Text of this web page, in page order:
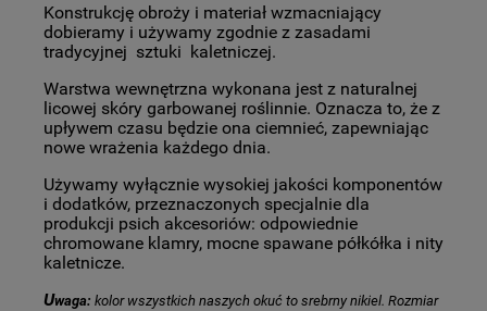
Konstrukcję obroży i materiał wzmacniający
dobieramy i używamy zgodnie z zasadami
tradycyjnej sztuki kaletniczej.
Warstwa wewnętrzna wykonana jest z naturalnej
licowej skóry garbowanej roślinnie. Oznacza to, że z
upływem czasu będzie ona ciemnieć, zapewniając
nowe wrażenia każdego dnia.
Używamy wyłącznie wysokiej jakości komponentów
i dodatków, przeznaczonych specjalnie dla
produkcji psich akcesoriów: odpowiednie
chromowane klamry, mocne spawane półkółka i nity
kaletnicze.
Uwaga: kolor wszystkich naszych okuć to srebrny nikiel. Rozmiar